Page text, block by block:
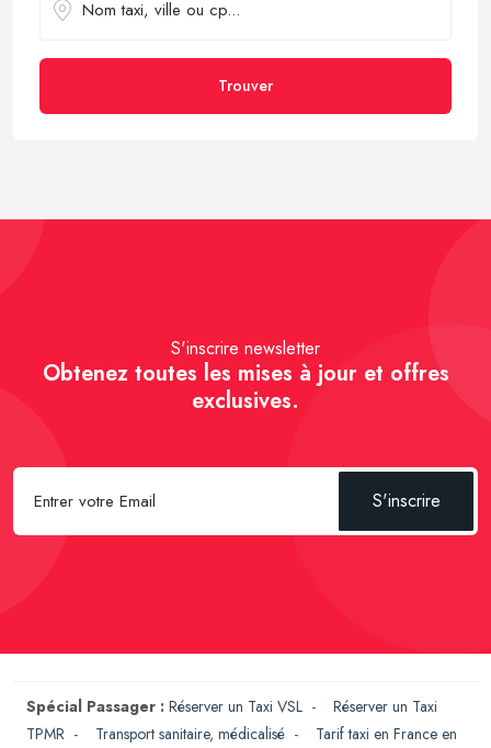
Trouver
S'inscrire newsletter
Obtenez toutes les mises à jour et offres
exclusives.
S'inscrire
Spécial Passager : Réserver un Taxi VSL - Réserver un Taxi
TPMR - Transport sanitaire, médicalisé - Tarif taxi en France en